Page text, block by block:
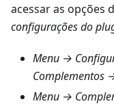
acessar as opções
configurações do
Menu →
Complementos
Menu →